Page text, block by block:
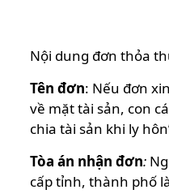
Nội dung đơn thỏa
Tên đơn: Nếu đơn xin
về mặt tài sản, con
chia tài sản khi ly
Tòa án nhận đơn:
cấp tỉnh, thành phố